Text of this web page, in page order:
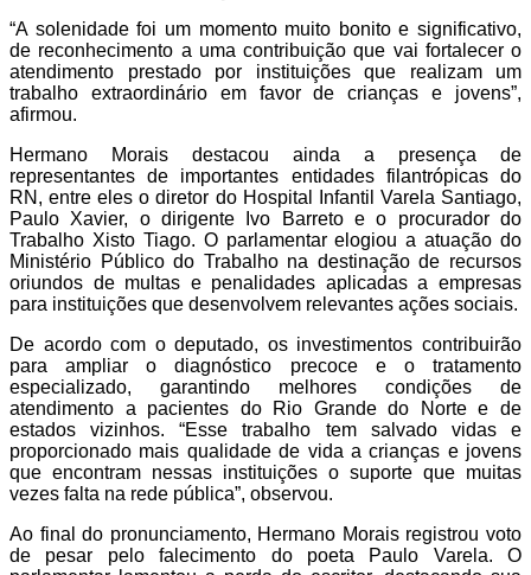
“A solenidade foi um momento muito bonito e significativo,
de reconhecimento a uma contribuição que vai fortalecer o
atendimento prestado por instituições que realizam um
trabalho extraordinário em favor de crianças e jovens”,
afirmou.
Hermano Morais destacou ainda a presença de
representantes de importantes entidades filantrópicas do
RN, entre eles o diretor do Hospital Infantil Varela Santiago,
Paulo Xavier, o dirigente Ivo Barreto e o procurador do
Trabalho Xisto Tiago. O parlamentar elogiou a atuação do
Ministério Público do Trabalho na destinação de recursos
oriundos de multas e penalidades aplicadas a empresas
para instituições que desenvolvem relevantes ações sociais.
De acordo com o deputado, os investimentos contribuirão
para ampliar o diagnóstico precoce e o tratamento
especializado, garantindo melhores condições de
atendimento a pacientes do Rio Grande do Norte e de
estados vizinhos. “Esse trabalho tem salvado vidas e
proporcionado mais qualidade de vida a crianças e jovens
que encontram nessas instituições o suporte que muitas
vezes falta na rede pública”, observou.
Ao final do pronunciamento, Hermano Morais registrou voto
de pesar pelo falecimento do poeta Paulo Varela. O